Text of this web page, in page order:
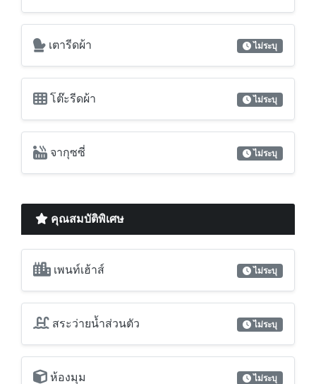
เตารีดผ้า ไม่ระบุ
โต๊ะรีดผ้า ไม่ระบุ
จากุซซี่ ไม่ระบุ
คุณสมบัติพิเศษ
เพนท์เฮ้าส์ ไม่ระบุ
สระว่ายน้ำส่วนตัว ไม่ระบุ
ห้องมุม ไม่ระบุ